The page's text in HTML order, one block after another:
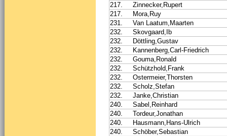
217.
Zinnecker,Rupert
217.
Mora,Ruy
231.
Van Laatum,Maarten
232.
Skovgaard,Ib
232.
Döttling,Gustav
232.
Kannenberg,Carl-Friedrich
232.
Gouma,Ronald
232.
Schützhold,Frank
232.
Ostermeier,Thorsten
232.
Scholz,Stefan
232.
Janke,Christian
240.
Sabel,Reinhard
240.
Tordeur,Jonathan
240.
Hausmann,Hans-Ulrich
240.
Schöber,Sebastian